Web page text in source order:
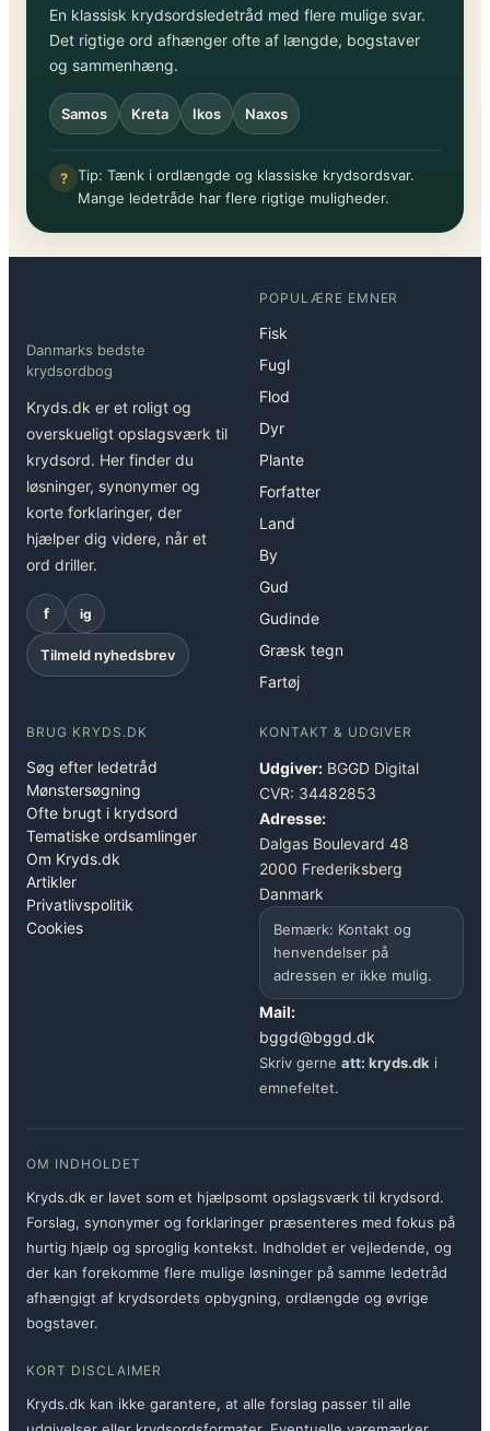
En klassisk krydsordsledetråd med flere mulige svar.
Det rigtige ord afhænger ofte af længde, bogstaver
og sammenhæng.
Samos Kreta Ikos Naxos
? Tip: Tænk i ordlængde og klassiske krydsordsvar.
Mange ledetråde har flere rigtige muligheder.
Danmarks bedste
krydsordbog
Kryds.dk er et roligt og
overskueligt opslagsværk til
krydsord. Her finder du
løsninger, synonymer og
korte forklaringer, der
hjælper dig videre, når et
ord driller.
f ig
Tilmeld nyhedsbrev
POPULÆRE EMNER
Fisk
Fugl
Flod
Dyr
Plante
Forfatter
Land
By
Gud
Gudinde
Græsk tegn
Fartøj
BRUG KRYDS.DK
Søg efter ledetråd
Mønstersøgning
Ofte brugt i krydsord
Tematiske ordsamlinger
Om Kryds.dk
Artikler
Privatlivspolitik
Cookies
KONTAKT & UDGIVER
Udgiver: BGGD Digital
CVR: 34482853
Adresse:
Dalgas Boulevard 48
2000 Frederiksberg
Danmark
Bemærk: Kontakt og
henvendelser på
adressen er ikke mulig.
Mail:
bggd@bggd.dk
Skriv gerne att: kryds.dk i
emnefeltet.
OM INDHOLDET
Kryds.dk er lavet som et hjælpsomt opslagsværk til krydsord.
Forslag, synonymer og forklaringer præsenteres med fokus på
hurtig hjælp og sproglig kontekst. Indholdet er vejledende, og
der kan forekomme flere mulige løsninger på samme ledetråd
afhængigt af krydsordets opbygning, ordlængde og øvrige
bogstaver.
KORT DISCLAIMER
Kryds.dk kan ikke garantere, at alle forslag passer til alle